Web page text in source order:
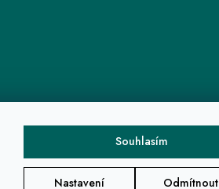
Odmítnout
Souhlasím
Nastavení